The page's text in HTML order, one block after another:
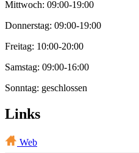
Mittwoch: 09:00-19:00
Donnerstag: 09:00-19:00
Freitag: 10:00-20:00
Samstag: 09:00-16:00
Sonntag: geschlossen
Links
Web